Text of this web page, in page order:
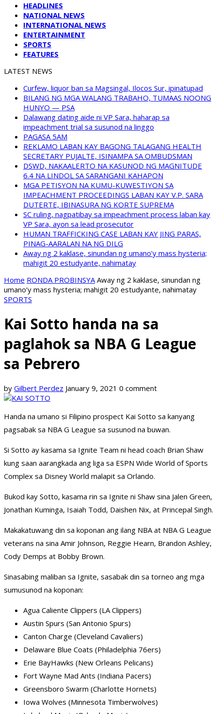
HEADLINES
NATIONAL NEWS
INTERNATIONAL NEWS
ENTERTAINMENT
SPORTS
FEATURES
LATEST NEWS
Curfew, liquor ban sa Magsingal, Ilocos Sur, ipinatupad
BILANG NG MGA WALANG TRABAHO, TUMAAS NOONG
HUNYO — PSA
Dalawang dating aide ni VP Sara, haharap sa
impeachment trial sa susunod na linggo
PAGASA 5AM
REKLAMO LABAN KAY BAGONG TALAGANG HEALTH
SECRETARY PUJALTE, ISINAMPA SA OMBUDSMAN
DSWD, NAKAALERTO NA KASUNOD NG MAGNITUDE
6.4 NA LINDOL SA SARANGANI KAHAPON
MGA PETISYON NA KUMU-KUWESTIYON SA
IMPEACHMENT PROCEEDINGS LABAN KAY V.P. SARA
DUTERTE, IBINASURA NG KORTE SUPREMA
SC ruling, nagpatibay sa impeachment process laban kay
VP Sara, ayon sa lead prosecutor
HUMAN TRAFFICKING CASE LABAN KAY JING PARAS,
PINAG-AARALAN NA NG DILG
Away ng 2 kaklase, sinundan ng umano’y mass hysteria;
mahigit 20 estudyante, nahimatay
Home RONDA PROBINSYA Away ng 2 kaklase, sinundan ng
umano’y mass hysteria; mahigit 20 estudyante, nahimatay
SPORTS
Kai Sotto handa na sa
paglahok sa NBA G League
sa Pebrero
by Gilbert Perdez January 9, 2021 0 comment
Handa na umano si Filipino prospect Kai Sotto sa kanyang
pagsabak sa NBA G League sa susunod na buwan.
Si Sotto ay kasama sa Ignite Team ni head coach Brian Shaw
kung saan aarangkada ang liga sa ESPN Wide World of Sports
Complex sa Disney World malapit sa Orlando.
Bukod kay Sotto, kasama rin sa Ignite ni Shaw sina Jalen Green,
Jonathan Kuminga, Isaiah Todd, Daishen Nix, at Princepal Singh.
Makakatuwang din sa koponan ang ilang NBA at NBA G League
veterans na sina Amir Johnson, Reggie Hearn, Brandon Ashley,
Cody Demps at Bobby Brown.
Sinasabing maliban sa Ignite, sasabak din sa torneo ang mga
sumusunod na koponan:
Agua Caliente Clippers (LA Clippers)
Austin Spurs (San Antonio Spurs)
Canton Charge (Cleveland Cavaliers)
Delaware Blue Coats (Philadelphia 76ers)
Erie BayHawks (New Orleans Pelicans)
Fort Wayne Mad Ants (Indiana Pacers)
Greensboro Swarm (Charlotte Hornets)
Iowa Wolves (Minnesota Timberwolves)